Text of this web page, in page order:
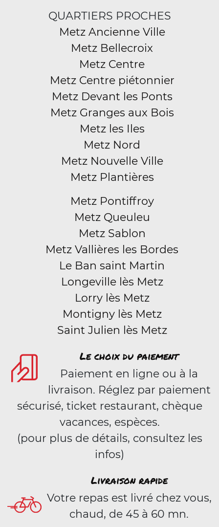
QUARTIERS PROCHES
Metz Ancienne Ville
Metz Bellecroix
Metz Centre
Metz Centre piétonnier
Metz Devant les Ponts
Metz Granges aux Bois
Metz les Iles
Metz Nord
Metz Nouvelle Ville
Metz Plantières
Metz Pontiffroy
Metz Queuleu
Metz Sablon
Metz Vallières les Bordes
Le Ban saint Martin
Longeville lès Metz
Lorry lès Metz
Montigny lès Metz
Saint Julien lès Metz
Le choix du paiement
Paiement en ligne ou à la
livraison. Réglez par paiement
sécurisé, ticket restaurant, chèque
vacances, espèces.
(pour plus de détails, consultez les
infos)
Livraison rapide
Votre repas est livré chez vous,
chaud, de 45 à 60 mn.